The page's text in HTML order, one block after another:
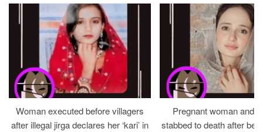
Woman executed before villagers
after illegal jirga declares her ‘kari’ in
Pregnant woman and
stabbed to death after